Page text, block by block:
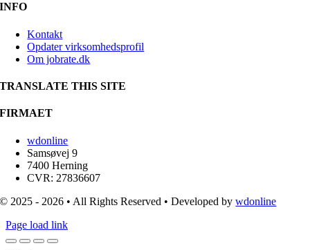
INFO
Kontakt
Opdater virksomhedsprofil
Om jobrate.dk
TRANSLATE THIS SITE
FIRMAET
wdonline
Samsøvej 9
7400 Herning
CVR: 27836607
© 2025 - 2026 • All Rights Reserved • Developed bywdonline
Page load link